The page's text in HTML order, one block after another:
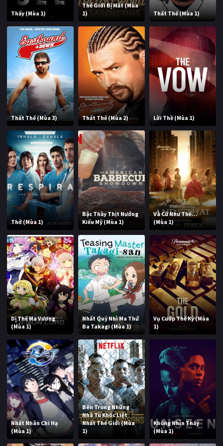
Thấy (Mùa 1)
Thế Giới Bị Mất (Mùa
1)
Thất Thế (Mùa 1)
Thất Thế (Mùa 3) Thất Thế (Mùa 2) Lời Thề (Mùa 1)
Thở (Mùa 1)
Bậc Thầy Thịt Nướng
Kiểu Mỹ (Mùa 1)
Và Cứ Như Thế...
(Mùa 1)
Dị Thế Ma Vương
(Mùa 1)
Nhất Quỷ Nhì Ma Thứ
Ba Takagi (Mùa 1)
Vụ Cướp Thế Kỷ (Mùa
1)
Nhất Nhân Chi Hạ
(Mùa 1)
Bên Trong Những
Nhà Tù Khốc Liệt
Nhất Thế Giới (Mùa
1)
Không Nhìn Thấy
(Mùa 1)